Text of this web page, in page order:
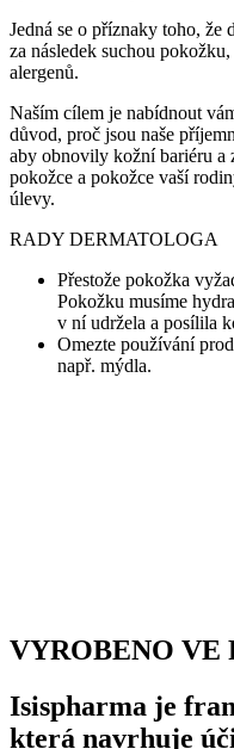
Jedná se o příznaky toho, že
za následek suchou
alergenů.
Naším cílem je nabídnout
důvod, proč jsou naše
aby obnovily kožní bariéru a
pokožce a pokožce vaší
úlevy.
RADY DERMATOLOGA
Přestože pokožka
Pokožku musíme
v ní udržela a posílila
Omezte používání
např. mýdla.
VYROBENO VE
Isispharma je
která navrhuje